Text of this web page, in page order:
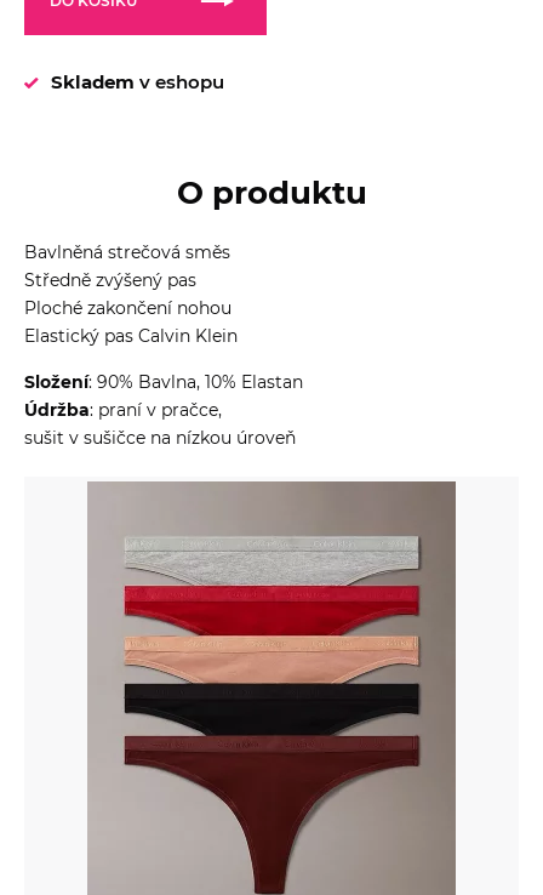
Skladem v eshopu
O produktu
Bavlněná strečová směs
Středně zvýšený pas
Ploché zakončení nohou
Elastický pas Calvin Klein
Složení: 90% Bavlna, 10% Elastan
Údržba: praní v pračce,
sušit v sušičce na nízkou úroveň